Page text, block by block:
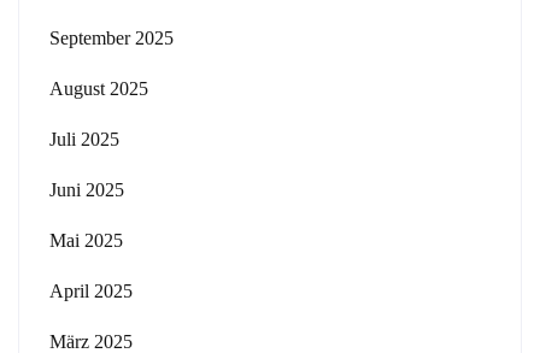
September 2025
August 2025
Juli 2025
Juni 2025
Mai 2025
April 2025
März 2025